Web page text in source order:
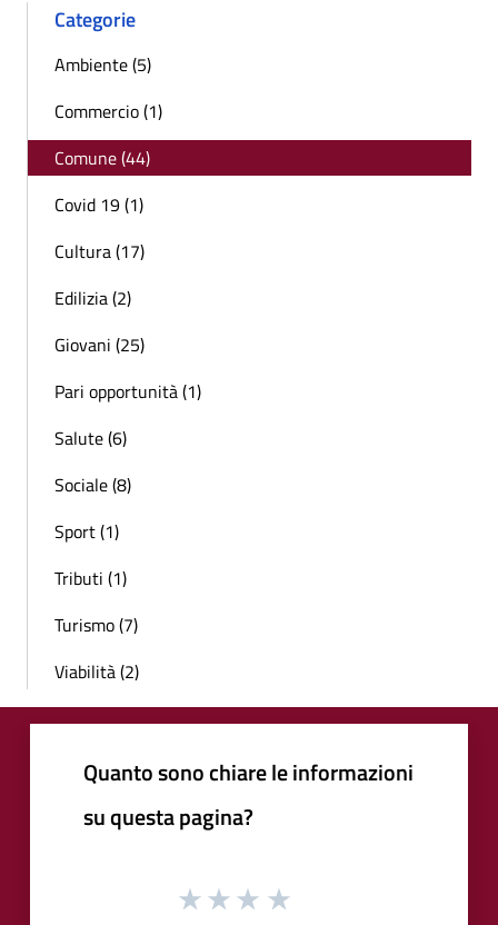
Categorie
Ambiente (5)
Commercio (1)
Comune (44)
Covid 19 (1)
Cultura (17)
Edilizia (2)
Giovani (25)
Pari opportunità (1)
Salute (6)
Sociale (8)
Sport (1)
Tributi (1)
Turismo (7)
Viabilità (2)
Quanto sono chiare le informazioni
su questa pagina?